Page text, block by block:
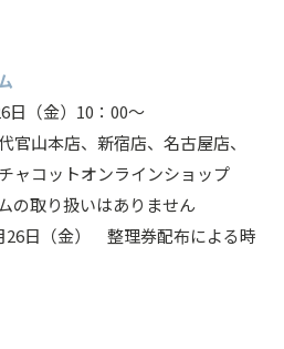
日（金）10：00～
山本店、新宿店、名古屋店、
ャコットオンラインショップ
の取り扱いはありません
26日（金） 整理券配布による時